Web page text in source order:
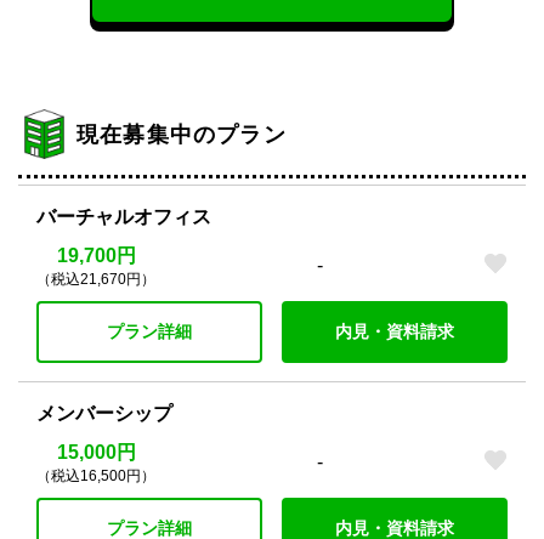
現在募集中のプラン
バーチャルオフィス
19,700円
（税込21,670円）
-
プラン詳細 内見・資料請求
メンバーシップ
15,000円
（税込16,500円）
-
プラン詳細 内見・資料請求